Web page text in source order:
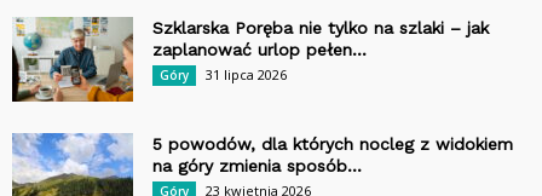
Szklarska Poręba nie tylko na szlaki – jak
zaplanować urlop pełen...
Góry 31 lipca 2026
5 powodów, dla których nocleg z widokiem
na góry zmienia sposób...
Góry 23 kwietnia 2026